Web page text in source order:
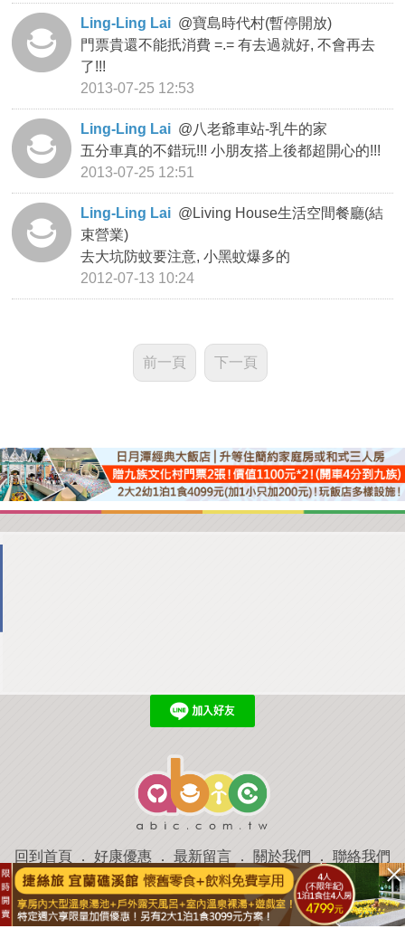
Ling-Ling Lai @寶島時代村(暫停開放)
門票貴還不能扺消費 =.= 有去過就好, 不會再去
了!!!
2013-07-25 12:53
Ling-Ling Lai @八老爺車站-乳牛的家
五分車真的不錯玩!!! 小朋友搭上後都超開心的!!!
2013-07-25 12:51
Ling-Ling Lai @ Living House生活空間餐廳(結
束營業)
去大坑防蚊要注意, 小黑蚊爆多的
2012-07-13 10:24
前一頁 下一頁
回到首頁 ． 好康優惠 ． 最新留言 ． 關於我們 ． 聯絡我們
部落格微件．商家合作．討論區 ．推薦景點． APP下載
羿磊資訊 服務條款&隱私權政策